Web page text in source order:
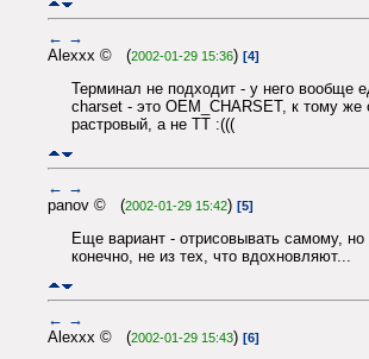
← →
Alexxx © (2002-01-29 15:36) [4]
Терминал не подходит - у него вообще
charset - это OEM_CHARSET, к тому же
растровый, а не TT :(((
← →
panov © (2002-01-29 15:42) [5]
Еще вариант - отрисовывать самому, но
конечно, не из тех, что вдохновляют...
← →
Alexxx © (2002-01-29 15:43) [6]